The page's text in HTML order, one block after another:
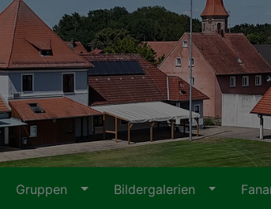
Gruppen Bildergalerien